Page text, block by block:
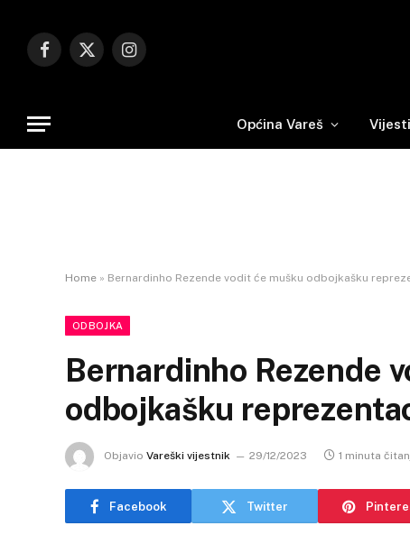
Facebook
X
Instagram
Općina Vareš Vijesti
Home » Bernardinho Rezende vodit će mušku odbojkašku
ODBOJKA
Bernardinho Rezende
odbojkašku
Objavio Vareški vijestnik 29/12/2023 1 minuta
Facebook Twitter